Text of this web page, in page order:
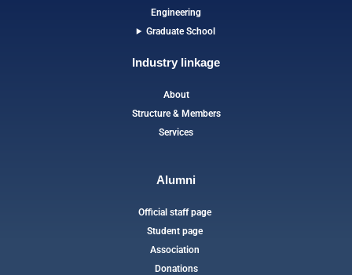
Engineering
Graduate School
Industry linkage
About
Structure & Members
Services
Alumni
Official staff page
Student page
Association
Donations